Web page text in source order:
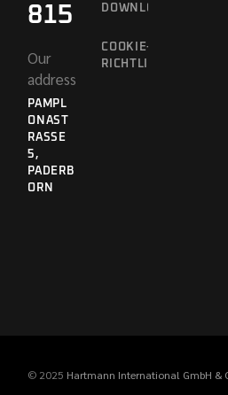
815
Our
address
PAMPL
ONAST
RASSE 5
,
PADERB
ORN
DOWNLOADS
COOKIE-
RICHTLINIE
© 2025 Hartmann International GmbH &